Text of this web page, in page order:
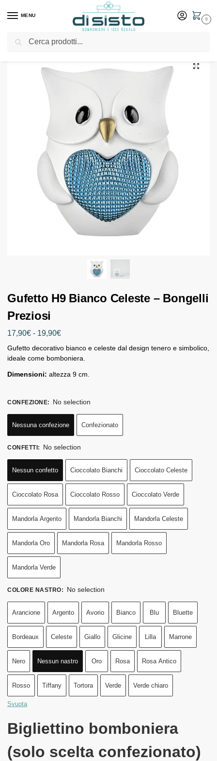
MENU
0
Home Shop Bomboniere
Gufetto H9 Bianco Celeste – Bongelli
Preziosi
17,90€ - 19,90€
Gufetto decorativo bianco e celeste dal design tenero e simbolico,
ideale come bomboniera.
Dimensioni: altezza 9 cm.
CONFEZIONE: No selection
Nessuna confezione Confezionato
CONFETTI: No selection
Nessun confetto Cioccolato Bianchi Cioccolato Celeste
Cioccolato Rosa Cioccolato Rosso Cioccolato Verde
Mandorla Argento Mandorla Bianchi Mandorla Celeste
Mandorla Oro Mandorla Rosa Mandorla Rosso
Mandorla Verde
COLORE NASTRO: No selection
Arancione Argento Avorio Bianco Blu Bluette
Bordeaux Celeste Giallo Glicine Lilla Marrone
Nero Nessun nastro Oro Rosa Rosa Antico
Rosso Tiffany Tortora Verde Verde chiaro
Svuota
Bigliettino bomboniera
(solo scelta confezionato)